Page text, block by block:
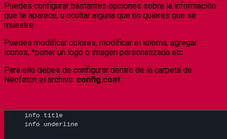
Puedes configurar bastantes opciones sobre la información
que te aparece, u ocultar alguna que no quieres que se
muestre
Puedes modificar colores, modificar el idioma, agregar
iconos, *poner un logo o imagen personalizada etc
Para ello debes de configurar dentro de la carpeta de
Neofetch el archivo: config.conf